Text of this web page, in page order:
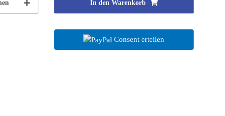
In den Warenkorb
Consent erteilen